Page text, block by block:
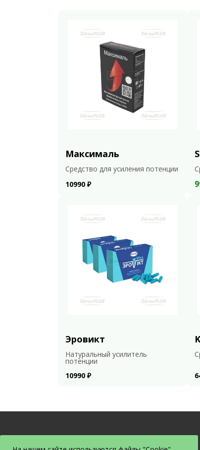
Максималь
Средство для усиления потенции
10990 ₽
Эровикт
Натуральный усилитель
потенции
10990 ₽